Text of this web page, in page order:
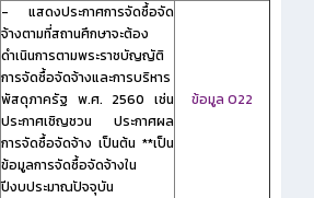
- แสดงประกาศการจัดซื้อจัด
จ้างตามที่สถานศึกษาจะต้อง
ดำเนินการตามพระราชบัญญัติ
การจัดซื้อจัดจ้างและการบริหาร
พัสดุภาครัฐ พ.ศ. 2560 เช่น
ประกาศเชิญชวน ประกาศผล
การจัดซื้อจัดจ้าง เป็นต้น **เป็น
ข้อมูลการจัดซื้อจัดจ้างใน
ปีงบประมาณปัจจุบัน
ข้อมูล O22